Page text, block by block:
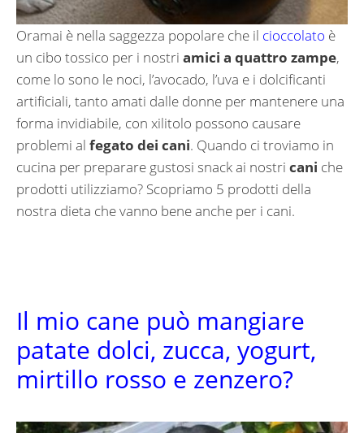
Oramai è nella saggezza popolare che il cioccolato è
un cibo tossico per i nostri amici a quattro zampe,
come lo sono le noci, l’avocado, l’uva e i dolcificanti
artificiali, tanto amati dalle donne per mantenere una
forma invidiabile, con xilitolo possono causare
problemi al fegato dei cani. Quando ci troviamo in
cucina per preparare gustosi snack ai nostri cani che
prodotti utilizziamo? Scopriamo 5 prodotti della
nostra dieta che vanno bene anche per i cani.
Il mio cane può mangiare
patate dolci, zucca, yogurt,
mirtillo rosso e zenzero?